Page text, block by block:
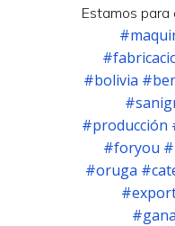
Estamos
#bolivia
#producción
#foryou
#oruga